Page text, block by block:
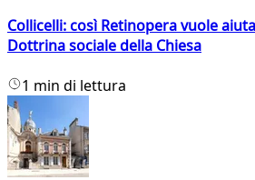
Collicelli: così Retinopera vuole
Dottrina sociale della Chiesa
1 min di lettura